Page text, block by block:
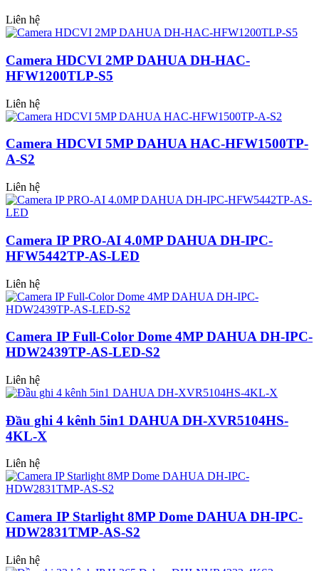
Liên hệ
Camera HDCVI 2MP DAHUA DH-HAC-
HFW1200TLP-S5
Liên hệ
Camera HDCVI 5MP DAHUA HAC-HFW1500TP-
A-S2
Liên hệ
Camera IP PRO-AI 4.0MP DAHUA DH-IPC-
HFW5442TP-AS-LED
Liên hệ
Camera IP Full-Color Dome 4MP DAHUA DH-IPC-
HDW2439TP-AS-LED-S2
Liên hệ
Đầu ghi 4 kênh 5in1 DAHUA DH-XVR5104HS-
4KL-X
Liên hệ
Camera IP Starlight 8MP Dome DAHUA DH-IPC-
HDW2831TMP-AS-S2
Liên hệ